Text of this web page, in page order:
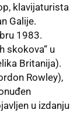
klavijaturista
Galije.
1983.
skokova“ u
Britanija).
Rowley),
u izdanju